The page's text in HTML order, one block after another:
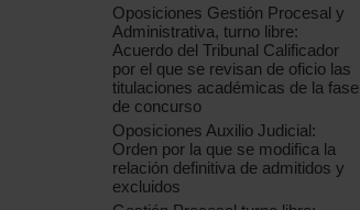
Oposiciones Gestión Procesal y
Administrativa, turno libre:
Acuerdo del Tribunal Calificador
por el que se revisan de oficio las
titulaciones académicas de la fase
de concurso
Oposiciones Auxilio Judicial:
Orden por la que se modifica la
relación definitiva de admitidos y
excluidos